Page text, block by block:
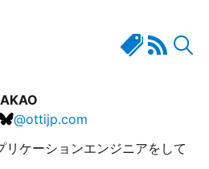
@ottijp.com
リケーションエンジニアをして